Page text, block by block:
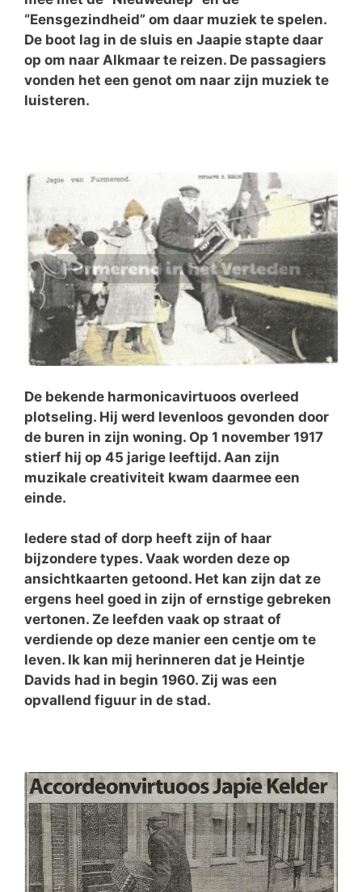
“Eensgezindheid” om daar muziek te spelen.
De boot lag in de sluis en Jaapie stapte daar
op om naar Alkmaar te reizen. De passagiers
vonden het een genot om naar zijn muziek te
luisteren.
De bekende harmonicavirtuoos overleed
plotseling. Hij werd levenloos gevonden door
de buren in zijn woning. Op 1 november 1917
stierf hij op 45 jarige leeftijd. Aan zijn
muzikale creativiteit kwam daarmee een
einde.
Iedere stad of dorp heeft zijn of haar
bijzondere types. Vaak worden deze op
ansichtkaarten getoond. Het kan zijn dat ze
ergens heel goed in zijn of ernstige gebreken
vertonen. Ze leefden vaak op straat of
verdiende op deze manier een centje om te
leven. Ik kan mij herinneren dat je Heintje
Davids had in begin 1960. Zij was een
opvallend figuur in de stad.